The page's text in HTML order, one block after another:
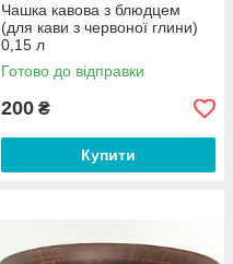
Чашка кавова з блюдцем
(для кави з червоної глини)
0,15 л
Готово до відправки
200 ₴
Купити